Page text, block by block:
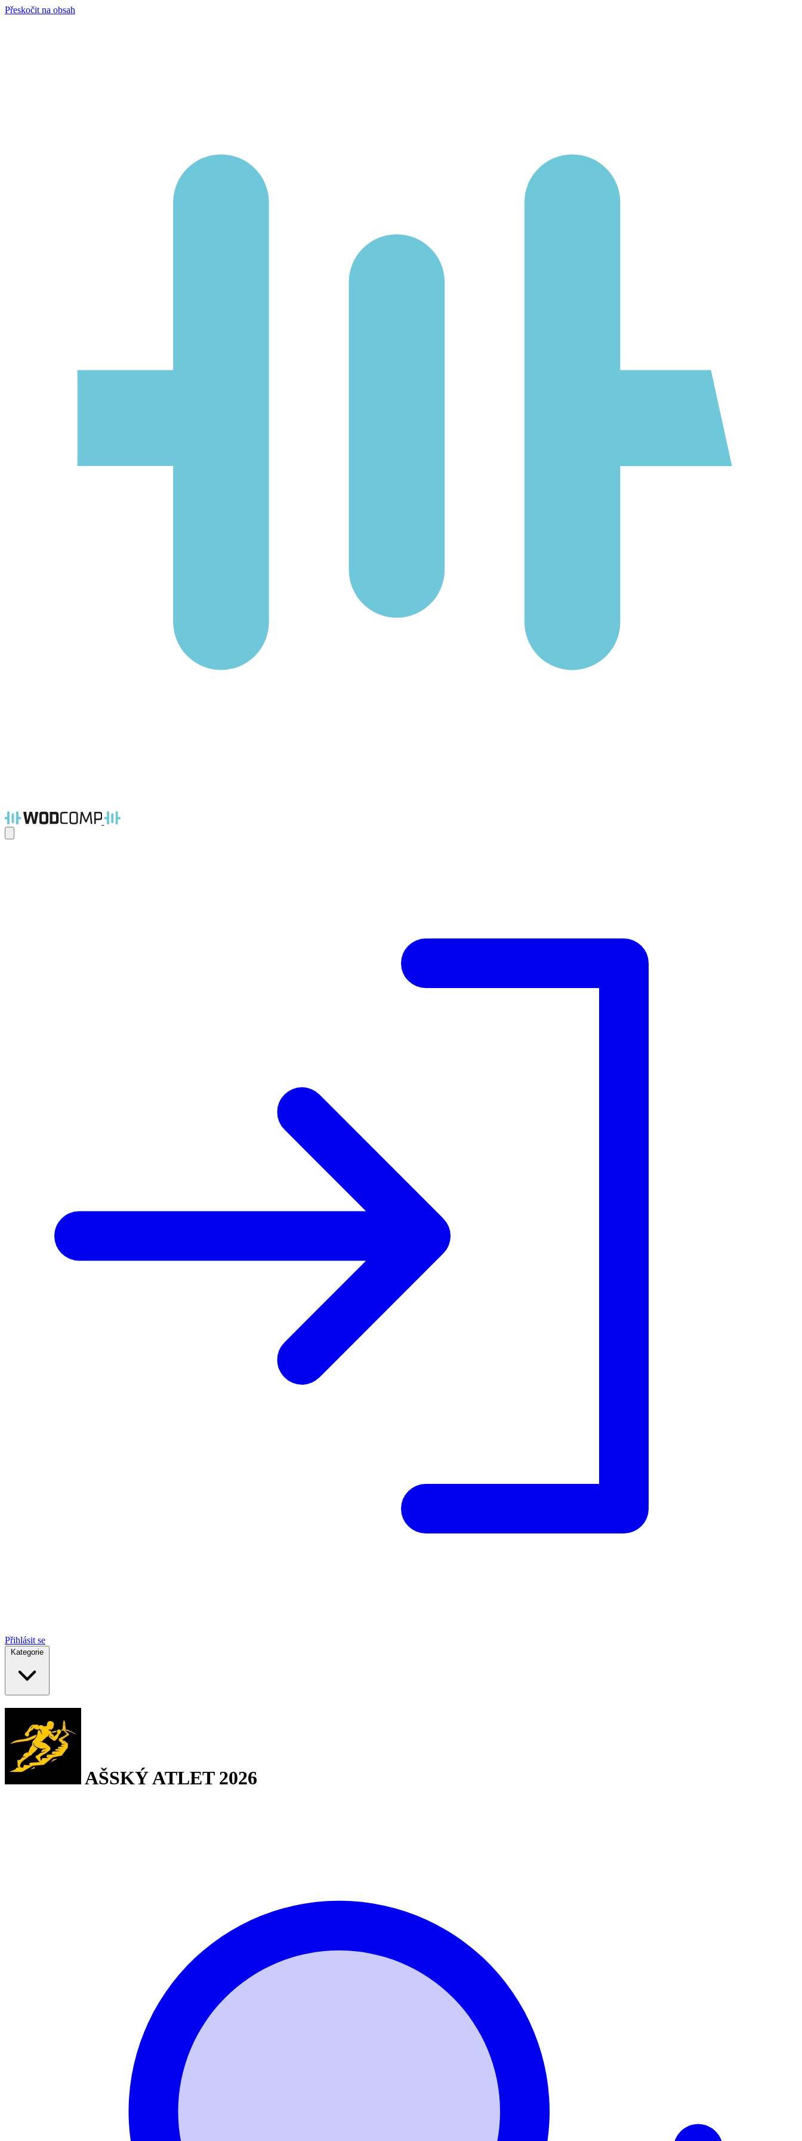
Přeskočit na obsah
Přihlásit se
Kategorie
AŠSKÝ ATLET 2026